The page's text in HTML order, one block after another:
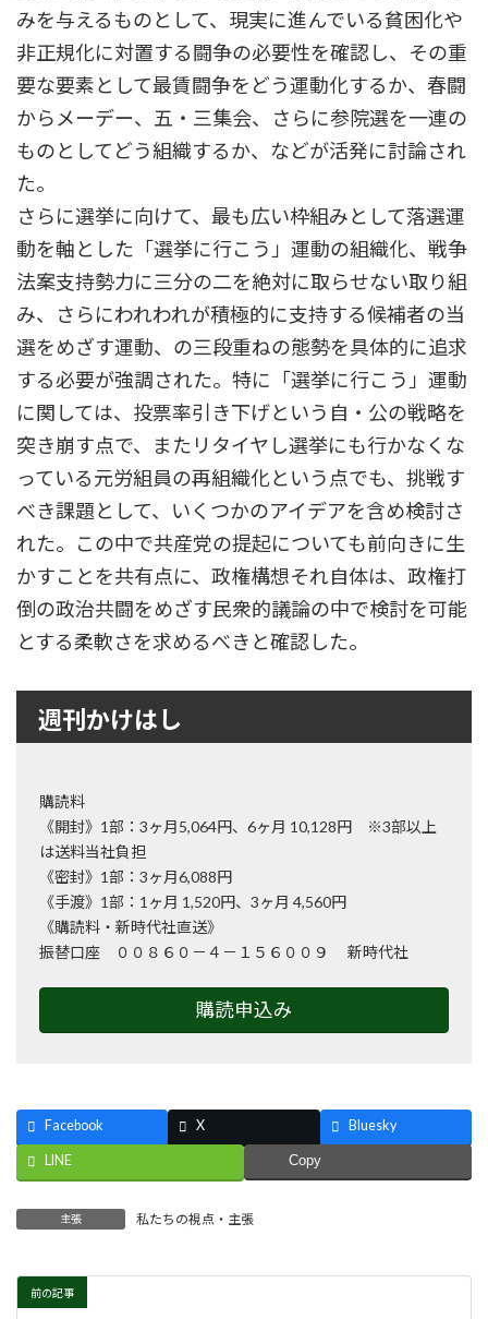
みを与えるものとして、現実に進んでいる貧困化や
非正規化に対置する闘争の必要性を確認し、その重
要な要素として最賃闘争をどう運動化するか、春闘
からメーデー、五・三集会、さらに参院選を一連の
ものとしてどう組織するか、などが活発に討論され
た。
さらに選挙に向けて、最も広い枠組みとして落選運
動を軸とした「選挙に行こう」運動の組織化、戦争
法案支持勢力に三分の二を絶対に取らせない取り組
み、さらにわれわれが積極的に支持する候補者の当
選をめざす運動、の三段重ねの態勢を具体的に追求
する必要が強調された。特に「選挙に行こう」運動
に関しては、投票率引き下げという自・公の戦略を
突き崩す点で、またリタイヤし選挙にも行かなくな
っている元労組員の再組織化という点でも、挑戦す
べき課題として、いくつかのアイデアを含め検討さ
れた。この中で共産党の提起についても前向きに生
かすことを共有点に、政権構想それ自体は、政権打
倒の政治共闘をめざす民衆的議論の中で検討を可能
とする柔軟さを求めるべきと確認した。
週刊かけはし
購読料
《開封》1部：3ヶ月5,064円、6ヶ月 10,128円 ※3部以上
は送料当社負担
《密封》1部：3ヶ月6,088円
《手渡》1部：1ヶ月 1,520円、3ヶ月 4,560円
《購読料・新時代社直送》
振替口座 ００８６０－４－１５６００９ 新時代社
購読申込み
Facebook X Bluesky
LINE Copy
主張 私たちの視点・主張
前の記事